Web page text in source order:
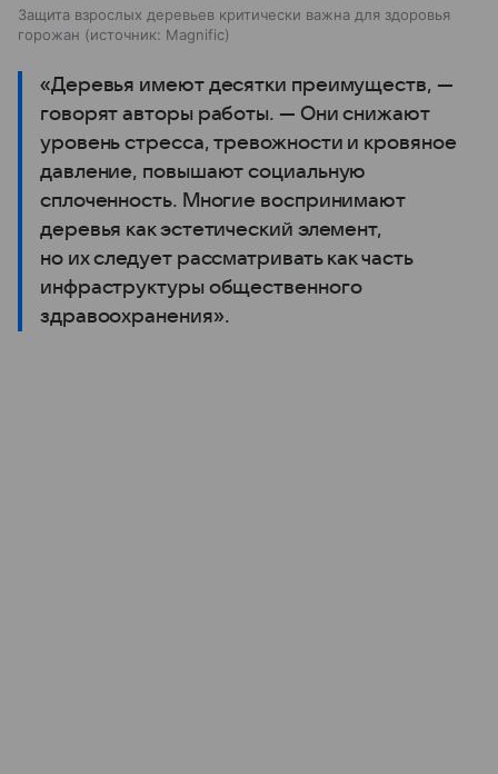
Защита взрослых деревьев критически важна для здоровья
горожан
источник: Magnific
«Деревья имеют десятки преимуществ, —
говорят авторы работы. — Они снижают
уровень стресса, тревожности и кровяное
давление, повышают социальную
сплоченность. Многие воспринимают
деревья как эстетический элемент,
но их следует рассматривать как часть
инфраструктуры общественного
здравоохранения».